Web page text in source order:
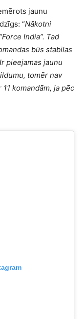
jaunu
“Nākotni
India”. Tad
būs stabilas
pieejamas jaunu
tomēr nav
komandām, ja pēc